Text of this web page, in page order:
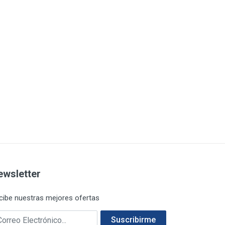
nuestras mejores ofertas
electrónico Suscribirme